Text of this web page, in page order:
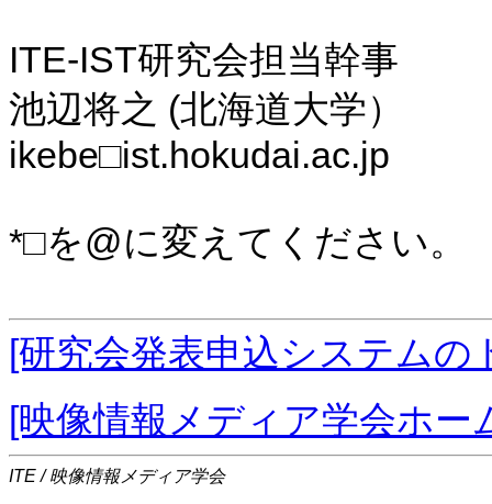
ITE-IST研究会担当幹事
池辺将之 (北海道大学）
ikebe□ist.hokudai.ac.jp
*□を@に変えてください。
[研究会発表申込システム
[映像情報メディア学会ホー
ITE / 映像情報メディア学会